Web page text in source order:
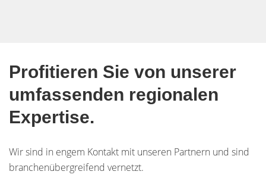
Profitieren Sie von unserer
umfassenden regionalen
Expertise.
Wir sind in engem Kontakt mit unseren Partnern und sind
branchenübergreifend vernetzt.